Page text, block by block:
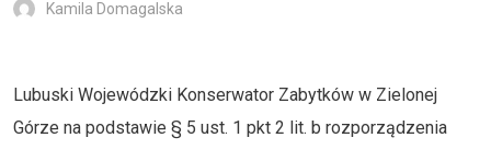
Kamila Domagalska
Lubuski Wojewódzki Konserwator Zabytków w Zielonej
Górze na podstawie § 5 ust. 1 pkt 2 lit. b rozporządzenia